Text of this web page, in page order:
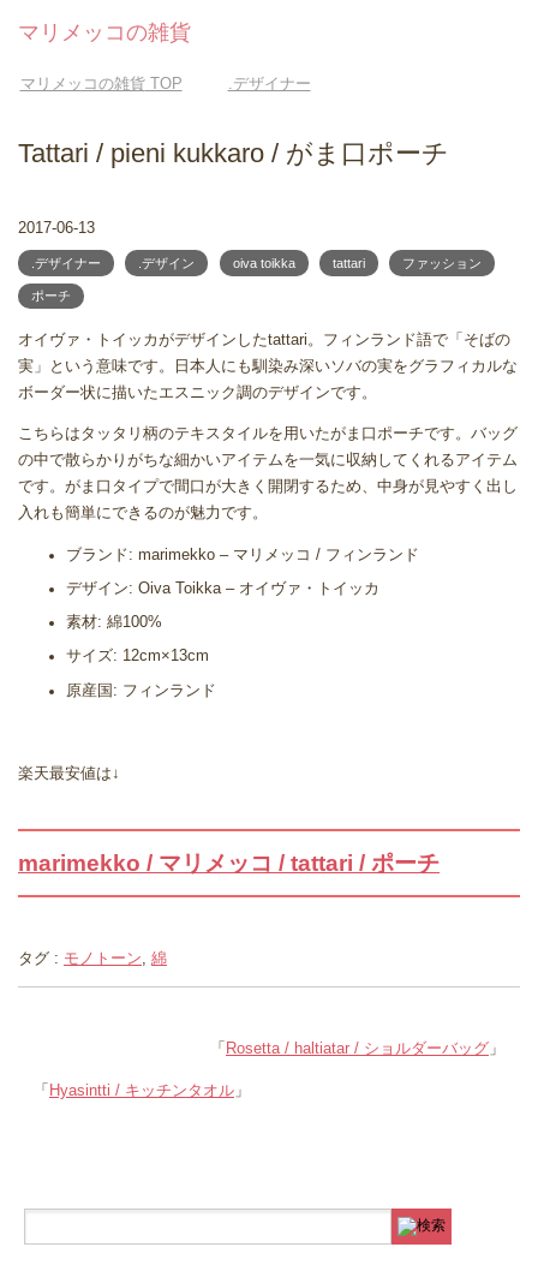
マリメッコの雑貨
マリメッコの雑貨TOP .デザイナー
Tattari / pieni kukkaro / がま口ポーチ
2017-06-13
.デザイナー .デザイン oiva toikka tattari ファッション
ポーチ
オイヴァ・トイッカがデザインしたtattari。フィンランド語で「そばの
実」という意味です。日本人にも馴染み深いソバの実をグラフィカルな
ボーダー状に描いたエスニック調のデザインです。
こちらはタッタリ柄のテキスタイルを用いたがま口ポーチです。バッグ
の中で散らかりがちな細かいアイテムを一気に収納してくれるアイテム
です。がま口タイプで間口が大きく開閉するため、中身が見やすく出し
入れも簡単にできるのが魅力です。
ブランド: marimekko – マリメッコ / フィンランド
デザイン: Oiva Toikka – オイヴァ・トイッカ
素材: 綿100%
サイズ: 12cm×13cm
原産国: フィンランド
楽天最安値は↓
marimekko / マリメッコ / tattari / ポーチ
タグ : モノトーン 綿
「 Rosetta / haltiatar / ショルダーバッグ 」
「 Hyasintti / キッチンタオル 」